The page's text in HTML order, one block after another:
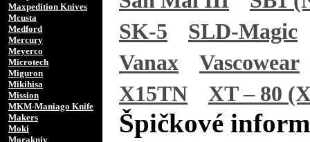
Maxpedition Knives
Mcusta
Medford
Mercury
Meyerco
Microtech
Miguron
Mikihisa
Mission
MKM-Maniago Knife
Makers
Moki
Morakniv
SK-5
SLD-Magic
Vanax
Vascowear
X15TN
XT – 80
Špičkové